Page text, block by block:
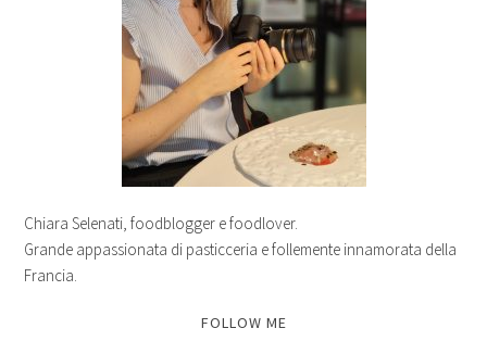
Chiara Selenati, foodblogger e foodlover.
Grande appassionata di pasticceria e follemente innamorata della
Francia.
FOLLOW ME